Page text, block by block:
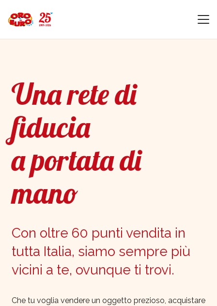
Una rete di
fiducia
a portata di
mano
Con oltre 60 punti vendita in
tutta Italia, siamo sempre più
vicini a te, ovunque ti trovi.
Che tu voglia vendere un oggetto prezioso, acquistare